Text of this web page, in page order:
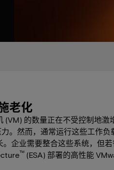
老化
(VM) 的数量正在不受控制地激
。然而，通常运行这些工作
企业需要整合这些系统，但
™ (ESA) 部署的高性能